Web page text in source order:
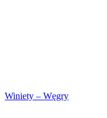
Winiety – Węgry